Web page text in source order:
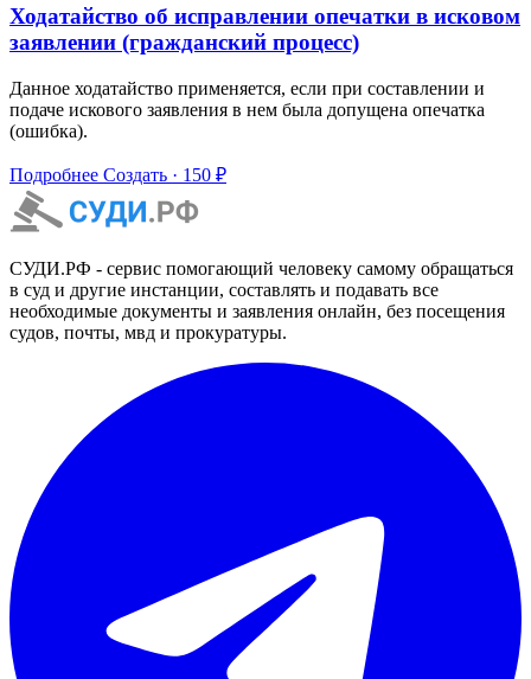
Ходатайство об исправлении опечатки в исковом
заявлении (гражданский процесс)
Данное ходатайство применяется, если при составлении и
подаче искового заявления в нем была допущена опечатка
(ошибка).
Подробнее Создать · 150 ₽
СУДИ.РФ - сервис помогающий человеку самому обращаться
в суд и другие инстанции, составлять и подавать все
необходимые документы и заявления онлайн, без посещения
судов, почты, мвд и прокуратуры.